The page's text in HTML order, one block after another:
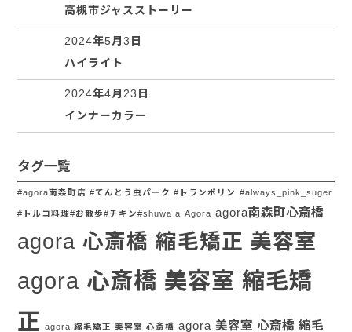
高槻市ジャスストーリー
2024年5月3日
ハイライト
2024年4月23日
インナーカラー
タグ一覧
#agora南森町店 #てんとう虫パーク #トランポリン #always_pink_suger
#トルコ料理#お散歩#チキン#shuwa a Agora agora南森町心斎橋
agora 心斎橋 縮毛矯正 美容室
agora 心斎橋 美容室 縮毛矯
正 agora 縮毛矯正 美容室 心斎橋 agora 美容室 心斎橋 縮毛